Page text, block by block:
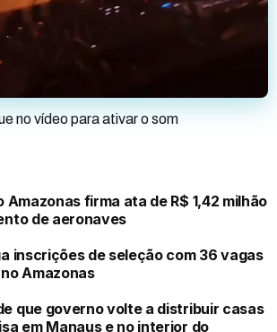
no vídeo para ativar o som
Amazonas firma ata de R$ 1,42 milhão
de aeronaves
inscrições de seleção com 36 vagas
Amazonas
que governo volte a distribuir casas
em Manaus e no interior do